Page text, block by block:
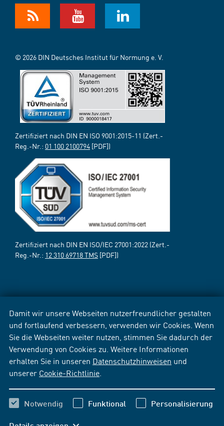
Damit wir unsere Webseiten nutzerfreundlicher gestalten
und fortlaufend verbessern, verwenden wir Cookies. Wenn
Sie die Webseiten weiter nutzen, stimmen Sie dadurch der
Verwendung von Cookies zu. Weitere Informationen
erhalten Sie in unseren Datenschutzhinweisen und
unserer Cookie-Richtlinie
Notwendig Funktional Personalisierung
© 2026 DIN Deutsches Institut für Normung e. V.
Zertifiziert nach DIN EN ISO 9001:2015-11 (Zert.-
Reg.-Nr.: 01 100 2100794 [PDF])
Zertifiziert nach DIN EN ISO/IEC 27001:2022 (Zert.-
Reg.-Nr.: 12 310 69718 TMS [PDF])